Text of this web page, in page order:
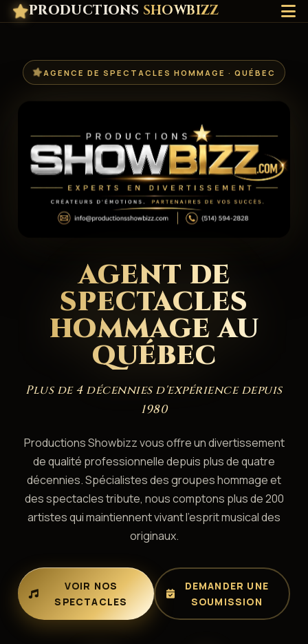
PRODUCTIONS SHOWBIZZ
AGENCE DE SPECTACLES HOMMAGE · QUÉBEC
AGENT DE
SPECTACLES
HOMMAGE AU
QUÉBEC
Plus de 4 décennies d'expérience depuis
1980
Productions Showbizz vous offre un divertissement
de qualité professionnelle depuis plus de quatre
décennies. Spécialistes des groupes hommage et
des spectacles tribute, nous comptons plus de 200
artistes qui maintiennent vivant l'esprit musical des
originaux.
VOIR NOS
SPECTACLES
DEMANDER UNE
SOUMISSION